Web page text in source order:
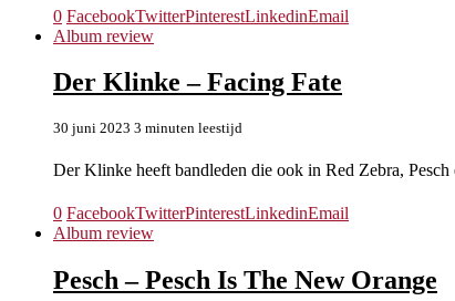
0 FacebookTwitterPinterestLinkedinEmail
Album review
Der Klinke – Facing Fate
30 juni 2023 3 minuten leestijd
Der Klinke heeft bandleden die ook in Red Zebra,
0 FacebookTwitterPinterestLinkedinEmail
Album review
Pesch – Pesch Is The New Orange